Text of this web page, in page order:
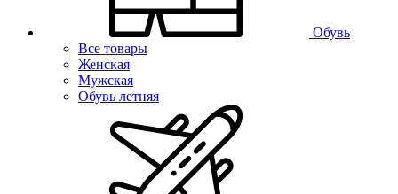
Обувь
Все товары
Женская
Мужская
Обувь летняя